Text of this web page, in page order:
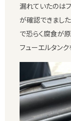
漏れていたのは
が確認できまし
で恐らく腐食が
フューエルタンク